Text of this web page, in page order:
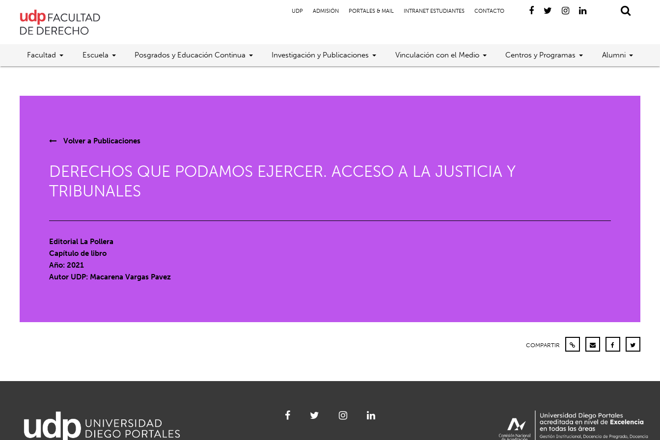
UDP ADMISIÓN PORTALES & MAIL INTRANET ESTUDIANTES CONTACTO
Facultad Escuela Posgrados y Educación Continua Investigación y Publicaciones Vinculación con el Medio Centros y Programas Alumni
Volver a Publicaciones
DERECHOS QUE PODAMOS EJERCER. ACCESO A LA JUSTICIA Y
TRIBUNALES
Editorial La Pollera
Capítulo de libro
Año: 2021
Autor UDP: Macarena Vargas Pavez
COMPARTIR